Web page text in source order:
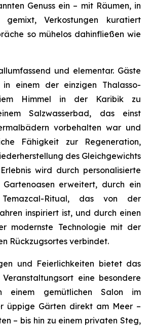
Genuss ein – mit Räumen, in
gemixt, Verkostungen kuratiert
so mühelos dahinfließen wie
und elementar. Gäste
einem der einzigen Thalasso-
Himmel in der Karibik zu
Salzwasserbad, das einst
vorbehalten war und
Fähigkeit zur Regeneration,
des Gleichgewichts
wird durch personalisierte
Gartenoasen erweitert, durch ein
Temazcal-Ritual, das von der
inspiriert ist, und durch einen
modernste Technologie mit der
Rückzugsortes verbindet.
und Feierlichkeiten bietet das
eine besondere
einem gemütlichen Salon im
üppige Gärten direkt am Meer –
– bis hin zu einem privaten Steg,